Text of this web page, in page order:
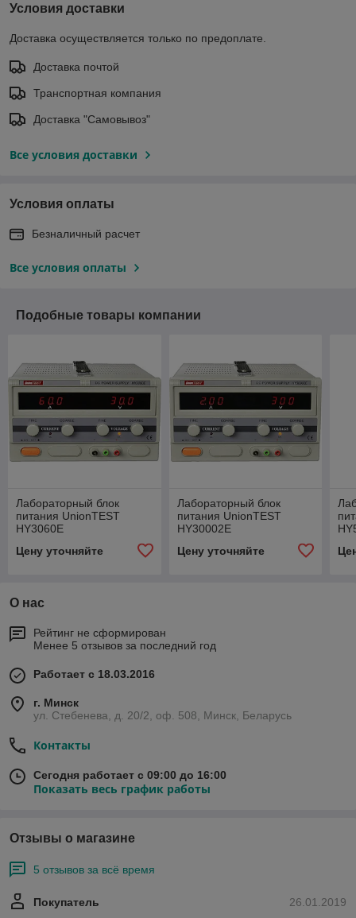
Условия доставки
Доставка осуществляется только по предоплате.
Доставка почтой
Транспортная компания
Доставка "Самовывоз"
Все условия доставки
Условия оплаты
Безналичный расчет
Все условия оплаты
Подобные товары компании
Лабораторный блок
питания UnionTEST
HY3060E
Цену уточняйте
Лабораторный блок
питания UnionTEST
HY30002E
Цену уточняйте
О нас
Рейтинг не сформирован
Менее 5 отзывов за последний год
Работает с 18.03.2016
г. Минск
ул. Стебенева, д. 20/2, оф. 508, Минск, Беларусь
Контакты
Сегодня работает с 09:00 до 16:00
Показать весь график работы
Отзывы о магазине
5 отзывов за всё время
26.01.2019
Покупатель